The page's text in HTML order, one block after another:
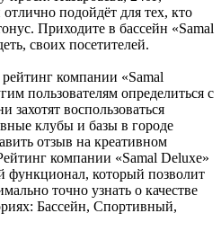
подойдёт для тех, кто
Приходите в бассейн «Samal
своих посетителей.
компании «Samal
пользователям определиться с
захотят воспользоваться
клубы и базы в городе
отзыв на креативном
компании «Samal Deluxe»
функционал, который позволит
точно узнать о качестве
Бассейн, Спортивный,